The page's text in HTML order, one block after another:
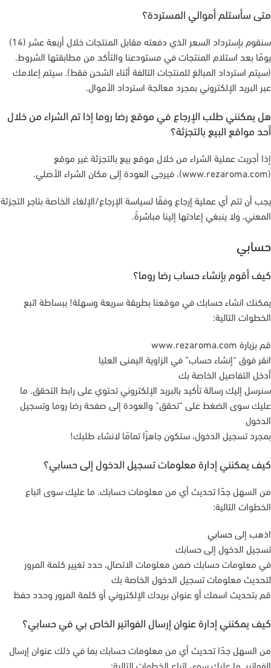
متى سأستلم أموالي المستردة؟
سنقوم بإسترداد السعر الذي دفعته مقابل المنتجات خلال أربعة عشر (14)
يومًا بعد استلام المنتجات في مستودعنا والتأكد من مطابقتها الشروط.
(سيتم استرداد المبالغ للمنتجات التالفة أثناء الشحن فقط). سيتم إعلامك
عبر البريد الإلكتروني بمجرد معالجة استرداد الأموال.
هل يمكنني طلب الإرجاع في موقع رضا روما إذا تم الشراء من خلال
أحد مواقع البيع بالتجزئة؟
إذا أجريت عملية الشراء من خلال موقع بيع بالتجزئة غير موقع
(www.rezaroma.com)، فيرجى العودة إلى مكان الشراء الأصلي.
يجب أن تتم أي عملية إرجاع وفقًا لسياسة الإرجاع/الإلغاء الخاصة بتاجر التجزئة
المعني، ولا ينبغي إعادتها إلينا مباشرةً.
حسابي
كيف أقوم بإنشاء حساب رضا روما؟
يمكنك انشاء حسابك في موقعنا بطريقة سريعة وسهلة! ببساطة اتبع
الخطوات التالية:
قم بزيارة www.rezaroma.com
انقر فوق “إنشاء حساب” في الزاوية اليمنى العليا
أدخل التفاصيل الخاصة بك
سنرسل إليك رسالة تأكيد بالبريد الإلكتروني تحتوي على رابط التحقق. ما
عليك سوى الضغط على “تحقق” والعودة إلى صفحة رضا روما وتسجيل
الدخول
بمجرد تسجيل الدخول، ستكون جاهزًا تمامًا لانشاء طلبك!
كيف يمكنني إدارة معلومات تسجيل الدخول إلى حسابي؟
من السهل جدًا تحديث أي من معلومات حسابك. ما عليك سوى اتباع
الخطوات التالية:
اذهب إلىحسابي
تسجيل الدخول إلى حسابك
في معلومات حسابك ضمن معلومات الاتصال، حدد تغيير كلمة المرور
لتحديث معلومات تسجيل الدخول الخاصة بك
قم بتحديث اسمك أو عنوان بريدك الإلكتروني أو كلمة المرور وحدد حفظ
كيف يمكنني إدارة عنوان إرسال الفواتير الخاص بي في حسابي؟
من السهل جدًا تحديث أي من معلومات حسابك بما في ذلك عنوان إرسال
الفواتير. ما عليك سوى اتباع الخطوات التالية: